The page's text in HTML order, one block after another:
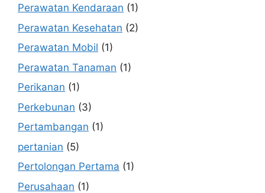
Perawatan Kendaraan (1)
Perawatan Kesehatan (2)
Perawatan Mobil (1)
Perawatan Tanaman (1)
Perikanan (1)
Perkebunan (3)
Pertambangan (1)
pertanian (5)
Pertolongan Pertama (1)
Perusahaan (1)